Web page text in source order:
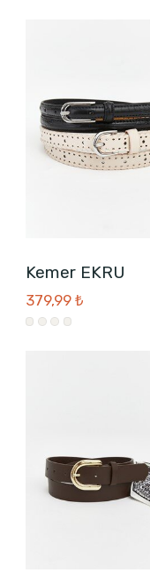
Kemer EKRU
379,99 ₺